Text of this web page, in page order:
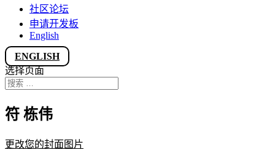
社区论坛
申请开发板
English
ENGLISH
选择页面
符 栋伟
更改您的封面图片